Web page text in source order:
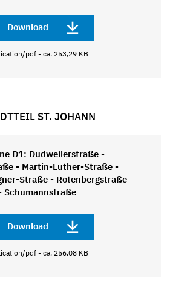
Download
pdf - ca. 253,29 KB
ST. JOHANN
D1: Dudweilerstraße -
- Martin-Luther-Straße -
Straße - Rotenbergstraße
Schumannstraße
Download
pdf - ca. 256,08 KB